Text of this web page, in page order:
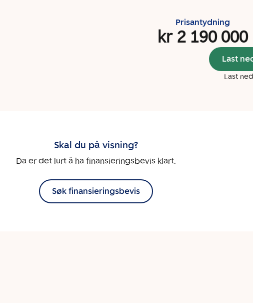
Prisantydning
kr 2 190 000
Last
Last
Skal du på visning?
Da er det lurt å ha finansieringsbevis klart.
Søk finansieringsbevis